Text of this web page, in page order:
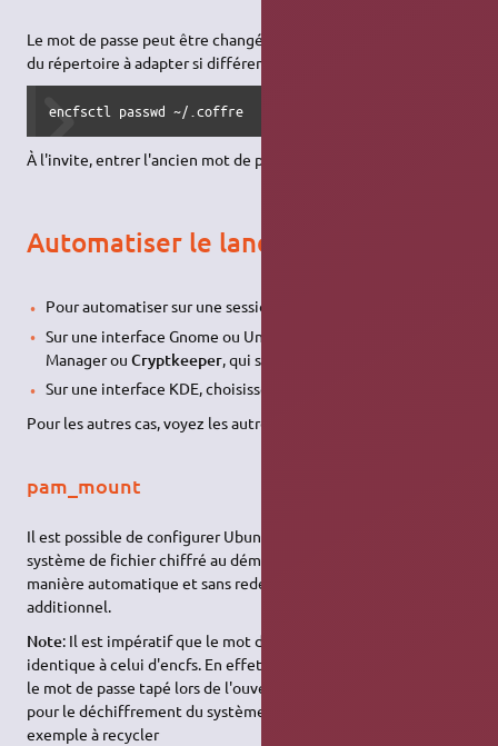
Le mot de passe peut être changé, grâce à la commande (nom
du répertoire à adapter si différent) :
encfsctl passwd ~/.coffre
À l'invite, entrer l'ancien mot de passe et 2 fois le nouveau.
Automatiser le lancement/arrêt
Pour automatiser sur une session, choisissez
Sur une interface Gnome ou Unity, choisissez
Manager ou Cryptkeeper, qui sont écrits en gtk"
Sur une interface KDE, choisissez
Pour les autres cas, voyez les autres méthodes.
pam_mount
Il est possible de configurer Ubuntu pour qu'il monte le
système de fichier chiffré au démarrage de la session et ceci de
manière automatique et sans redemander le mot de passe
additionnel.
Note: Il est impératif que le mot de passe de la session soit
identique à celui d'encfs. En effet, pam_mount va transmettre
le mot de passe tapé lors de l'ouverture de la session à encfs
pour le déchiffrement du système de fichiers.
exemple à recycler